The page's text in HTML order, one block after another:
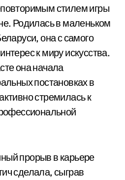
стилем игры
Родилась в маленьком
она с самого
к миру искусства.
она начала
постановках в
стремилась к
прорыв в карьере
сделала, сыграв